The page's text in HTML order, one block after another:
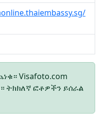
Visafoto.com
ትክክለኛ ፎቶዎችን ይሰራል